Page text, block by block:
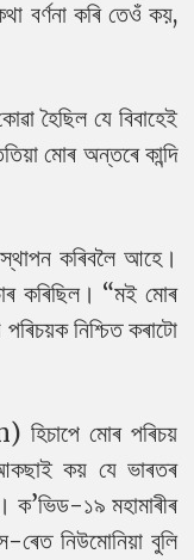
বৰ্ণনা কৰি তেওঁ কয়,
হৈছিল যে বিবাহেই
মোৰ অন্তৰে কান্দি
কৰিবলৈ আহে।
কৰিছিল। “মই মোৰ
নিশ্চিত কৰাটো
হিচাপে মোৰ পৰিচয়
কয় যে ভাৰতৰ
ক’ভিড-১৯ মহামাৰীৰ
নিউমোনিয়া বুলি